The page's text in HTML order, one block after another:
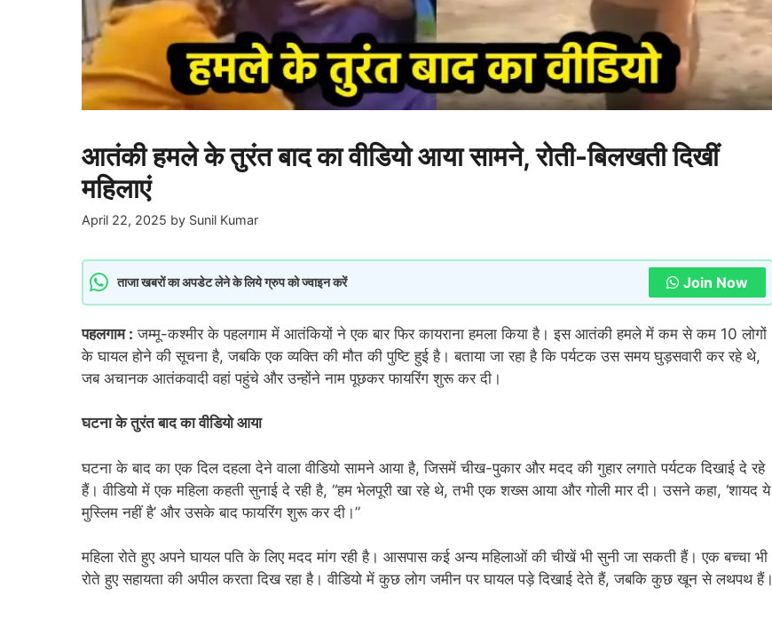
आतंकी हमले के तुरंत बाद का वीडियो आया सामने, रोती-बिलखती दिखीं
महिलाएं
April 22, 2025 by Sunil Kumar
ताजा खबरों का अपडेट लेने के लिये ग्रुप को ज्वाइन करें Join Now
पहलगाम : जम्मू-कश्मीर के पहलगाम में आतंकियों ने एक बार फिर कायराना हमला किया है। इस आतंकी हमले में कम से कम 10 लोगों
के घायल होने की सूचना है, जबकि एक व्यक्ति की मौत की पुष्टि हुई है। बताया जा रहा है कि पर्यटक उस समय घुड़सवारी कर रहे थे,
जब अचानक आतंकवादी वहां पहुंचे और उन्होंने नाम पूछकर फायरिंग शुरू कर दी।
घटना के तुरंत बाद का वीडियो आया
घटना के बाद का एक दिल दहला देने वाला वीडियो सामने आया है, जिसमें चीख-पुकार और मदद की गुहार लगाते पर्यटक दिखाई दे रहे
हैं। वीडियो में एक महिला कहती सुनाई दे रही है, “हम भेलपूरी खा रहे थे, तभी एक शख्स आया और गोली मार दी। उसने कहा, ‘शायद ये
मुस्लिम नहीं है’ और उसके बाद फायरिंग शुरू कर दी।”
महिला रोते हुए अपने घायल पति के लिए मदद मांग रही है। आसपास कई अन्य महिलाओं की चीखें भी सुनी जा सकती हैं। एक बच्चा भी
रोते हुए सहायता की अपील करता दिख रहा है। वीडियो में कुछ लोग जमीन पर घायल पड़े दिखाई देते हैं, जबकि कुछ खून से लथपथ हैं।